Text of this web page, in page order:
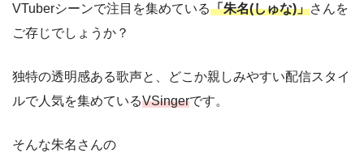
VTuberシーンで注目を集めている「朱名(しゅな)」さんを
ご存じでしょうか？
独特の透明感ある歌声と、どこか親しみやすい配信スタイ
ルで人気を集めているVSingerです。
そんな朱名さんの